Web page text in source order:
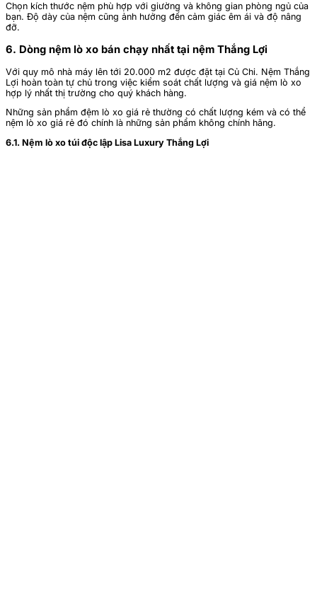
Chọn kích thước nệm phù hợp với giường và không gian phòng ngủ của
bạn. Độ dày của nệm cũng ảnh hưởng đến cảm giác êm ái và độ nâng
đỡ.
6. Dòng nệm lò xo bán chạy nhất tại nệm Thắng Lợi
Với quy mô nhà máy lên tới 20.000 m2 được đặt tại Củ Chi. Nệm Thắng
Lợi hoàn toàn tự chủ trong việc kiểm soát chất lượng và giá nệm lò xo
hợp lý nhất thị trường cho quý khách hàng.
Những sản phẩm đệm lò xo giá rẻ thường có chất lượng kém và có thể
nệm lò xo giá rẻ đó chính là những sản phẩm không chính hãng.
6.1. Nệm lò xo túi độc lập Lisa Luxury Thắng Lợi